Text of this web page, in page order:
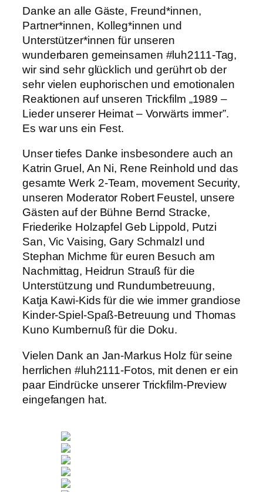
Danke an alle Gäste, Freund*innen,
Partner*innen, Kolleg*innen und
Unterstützer*innen für unseren
wunderbaren gemeinsamen #luh2111-Tag,
wir sind sehr glücklich und gerührt ob der
sehr vielen euphorischen und emotionalen
Reaktionen auf unseren Trickfilm „1989 –
Lieder unserer Heimat – Vorwärts immer”.
Es war uns ein Fest.
Unser tiefes Danke insbesondere auch an
Katrin Gruel, An Ni, Rene Reinhold und das
gesamte Werk 2-Team, movement Security,
unseren Moderator Robert Feustel, unsere
Gästen auf der Bühne Bernd Stracke,
Friederike Holzapfel Geb Lippold, Putzi
San, Vic Vaising, Gary Schmalzl und
Stephan Michme für euren Besuch am
Nachmittag, Heidrun Strauß für die
Unterstützung und Rundumbetreuung,
Katja Kawi-Kids für die wie immer grandiose
Kinder-Spiel-Spaß-Betreuung und Thomas
Kuno Kumbernuß für die Doku.
Vielen Dank an Jan-Markus Holz für seine
herrlichen #luh2111-Fotos, mit denen er ein
paar Eindrücke unserer Trickfilm-Preview
eingefangen hat.